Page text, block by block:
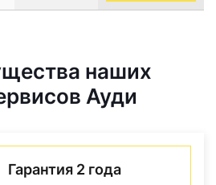
наших
Ауди
Гарантия 2 года